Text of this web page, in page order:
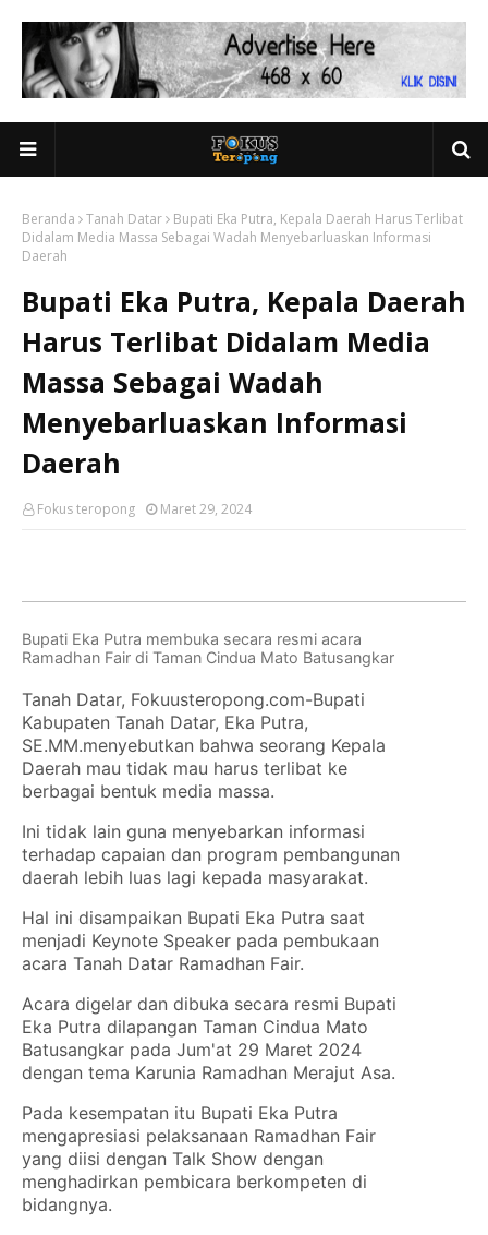
Beranda Tanah Datar
Bupati Eka Putra, Kepala Daerah Harus Terlibat
Didalam Media Massa Sebagai Wadah Menyebarluaskan Informasi
Daerah
Bupati Eka Putra, Kepala Daerah
Harus Terlibat Didalam Media
Massa Sebagai Wadah
Menyebarluaskan Informasi
Daerah
Fokus teropong Maret 29, 2024
Bupati Eka Putra membuka secara resmi acara
Ramadhan Fair di Taman Cindua Mato Batusangkar
Tanah Datar, Fokuusteropong.com-Bupati
Kabupaten Tanah Datar, Eka Putra,
SE.MM.menyebutkan bahwa seorang Kepala
Daerah mau tidak mau harus terlibat ke
berbagai bentuk media massa.
Ini tidak lain guna menyebarkan informasi
terhadap capaian dan program pembangunan
daerah lebih luas lagi kepada masyarakat.
Hal ini disampaikan Bupati Eka Putra saat
menjadi Keynote Speaker pada pembukaan
acara Tanah Datar Ramadhan Fair.
Acara digelar dan dibuka secara resmi Bupati
Eka Putra dilapangan Taman Cindua Mato
Batusangkar pada Jum'at 29 Maret 2024
dengan tema Karunia Ramadhan Merajut Asa.
Pada kesempatan itu Bupati Eka Putra
mengapresiasi pelaksanaan Ramadhan Fair
yang diisi dengan Talk Show dengan
menghadirkan pembicara berkompeten di
bidangnya.